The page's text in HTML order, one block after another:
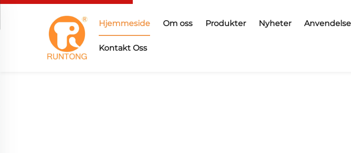
Hjemmeside Om oss Produkter Nyheter Anvendelse
Kontakt Oss